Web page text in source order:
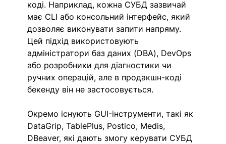
коді. Наприклад, кожна СУБД зазвичай
має CLI або консольний інтерфейс, який
дозволяє виконувати запити напряму.
Цей підхід використовують
адміністратори баз даних (DBA), DevOps
або розробники для діагностики чи
ручних операцій, але в продакшн-коді
бекенду він не застосовується.
Окремо існують GUI-інструменти, такі як
DataGrip, TablePlus, Postico, Medis,
DBeaver, які дають змогу керувати СУБД